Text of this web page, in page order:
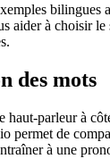
bilingues
aider à choisir le
des mots
haut-parleur à
permet de
à une